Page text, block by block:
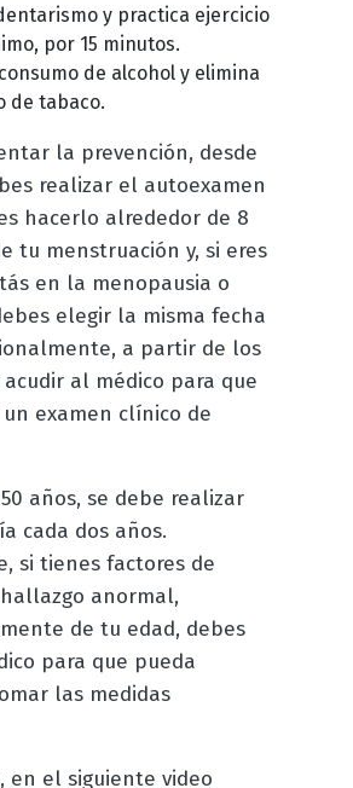
y practica ejercicio
por 15 minutos.
de alcohol y elimina
de tabaco.
la prevención, desde
realizar el autoexamen
hacerlo alrededor de 8
tu menstruación y, si eres
en la menopausia o
elegir la misma fecha
a partir de los
al médico para que
examen clínico de
años, se debe realizar
cada dos años.
si tienes factores de
anormal,
de tu edad, debes
para que pueda
las medidas
en el siguiente video